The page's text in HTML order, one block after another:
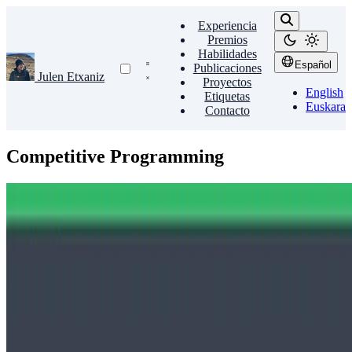
Julen Etxaniz
Experiencia
Premios
Habilidades
Publicaciones
Proyectos
Etiquetas
Contacto
Español
English
Euskara
Competitive Programming
HackerRank Challenge Solutions